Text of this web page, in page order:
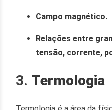
Campo magnético.
Relações entre
tensão, corrente,
3. Termologia